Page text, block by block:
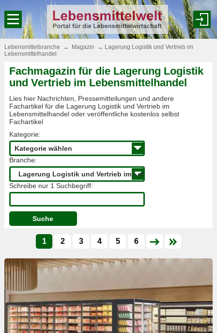
Lebensmittelbranche → Magazin → Lagerung Logistik und Vertrieb im
Lebensmittelhandel
Fachmagazin für die Lagerung Logistik
und Vertrieb im Lebensmittelhandel
Lies hier Nachrichten, Pressemitteilungen und andere
Fachartikel für die Lagerung Logistik und Vertrieb im
Lebensmittelhandel oder veröffentliche kostenlos selbst
Fachartikel
Kategorie:
Branche:
Schreibe nur 1 Suchbegriff:
Suche
1 2 3 4 5 6